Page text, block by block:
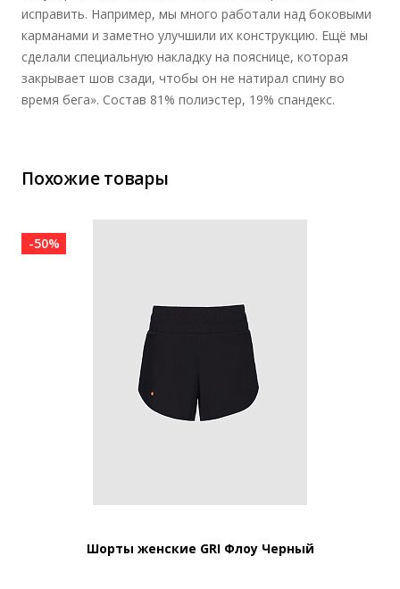
исправить. Например, мы много работали над боковыми
карманами и заметно улучшили их конструкцию. Ещё мы
сделали специальную накладку на пояснице, которая
закрывает шов сзади, чтобы он не натирал спину во
время бега». Состав 81% полиэстер, 19% спандекс.
Похожие товары
-50%
Шорты женские GRI Флоу Черный